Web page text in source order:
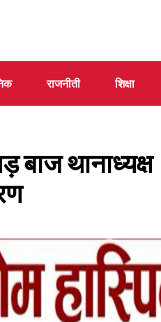
राजनीती शिक्षा
थानाध्यक्ष